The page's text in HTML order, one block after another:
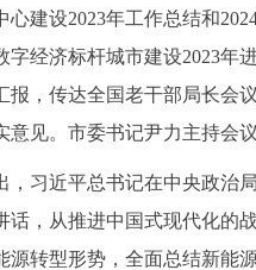
政策解读
专题公开
心建设2023年工作总结和
字经济标杆城市建设2023年
报，传达全国老干部局长会
意见。市委书记尹力主持会议
习近平总书记在中央政治局
话，从推进中国式现代化的
源转型形势，全面总结新能